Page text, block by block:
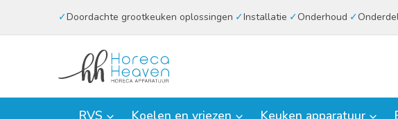
Doordachte grootkeuken oplossingen Installatie Onderhoud
RVS Koelen en vriezen Keuken apparatuur